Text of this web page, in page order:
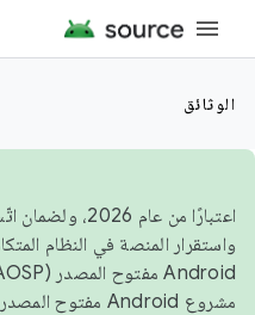
الوثائق
اعتبارًا من عام
واستقرار المنصة في النظام
مشروع Android مفتوح المصدر والمساهمة فيه، استخدِم